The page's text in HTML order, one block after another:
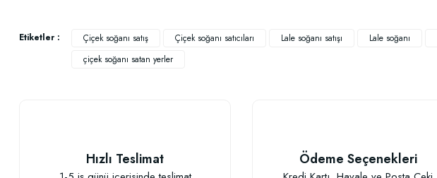
Ürün bilgilerinde hatalar bulunuyor.
Ürün fiyatı diğer sitelerden daha pahalı.
Etiketler : Çiçek soğanı satış Çiçek soğanı satıcıları Lale soğanı satışı Lale soğanı
çiçek soğanı satan yerler
Hızlı Teslimat Ödeme Seçenekleri